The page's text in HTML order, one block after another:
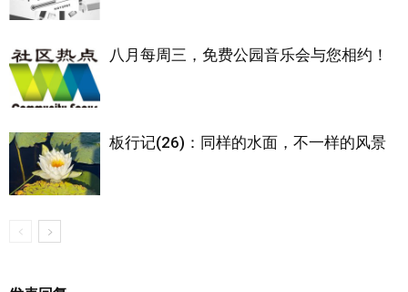
八月每周三，免费公园音乐会与您相约！
板行记(26)：同样的水面，不一样的风景